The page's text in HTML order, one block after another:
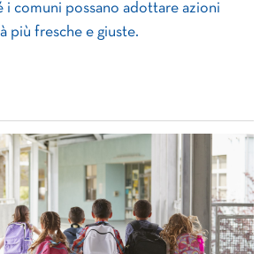
i comuni possano adottare azioni
più fresche e giuste.